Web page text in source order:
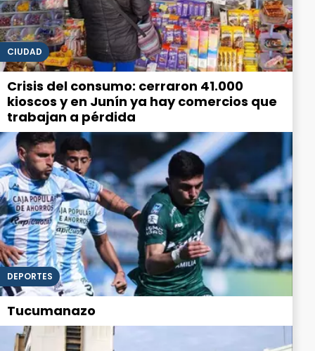
CIUDAD
Crisis del consumo: cerraron 41.000
kioscos y en Junín ya hay comercios que
trabajan a pérdida
DEPORTES
Tucumanazo